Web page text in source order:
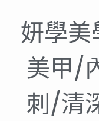
妍學
美甲/
刺/清